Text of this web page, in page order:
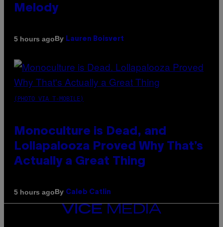
Melody
5 hours agoBy Lauren Boisvert
(PHOTO VIA T-MOBILE)
Monoculture is Dead, and
Lollapalooza Proved Why That’s
Actually a Great Thing
5 hours agoBy Caleb Catlin
VICE